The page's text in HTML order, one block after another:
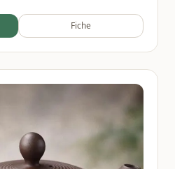
pour thé Fukamushi à
Fiche